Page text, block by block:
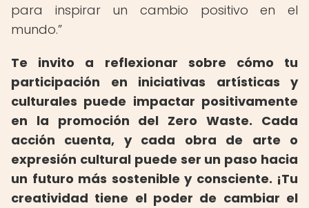
para inspirar un cambio positivo en el
mundo.
Te invito a reflexionar sobre cómo tu
participación en iniciativas artísticas y
culturales puede impactar positivamente
en la promoción del Zero Waste. Cada
acción cuenta, y cada obra de arte o
expresión cultural puede ser un paso hacia
un futuro más sostenible y consciente. ¡Tu
creatividad tiene el poder de cambiar el